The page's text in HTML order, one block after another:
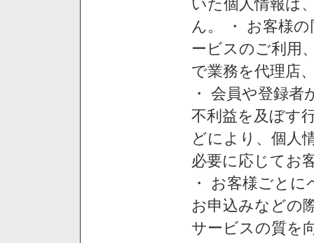
いた個人情報は
ん。 ・ お客様
ービスのご利用
で業務を代理店
・ 会員や登録
不利益を及ぼす
どにより、個人
必要に応じてお
・ お客様ごと
お申込みなどの
サービスの質を